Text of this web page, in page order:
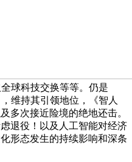
球科技交换等等。仍是
维持其引领地位，《智人
多次接近险境的绝地还击。
退役！以及人工智能对经济
形态发生的持续影响和深条